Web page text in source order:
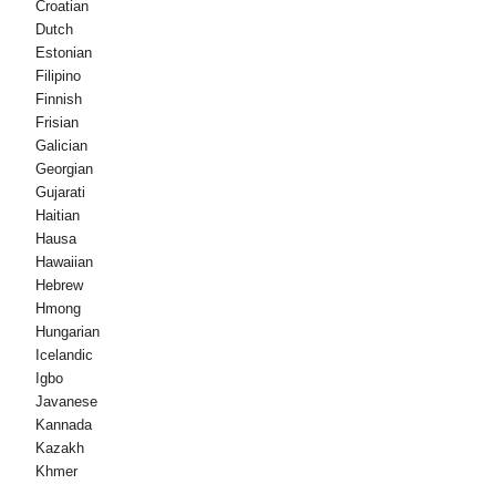
Croatian
Dutch
Estonian
Filipino
Finnish
Frisian
Galician
Georgian
Gujarati
Haitian
Hausa
Hawaiian
Hebrew
Hmong
Hungarian
Icelandic
Igbo
Javanese
Kannada
Kazakh
Khmer